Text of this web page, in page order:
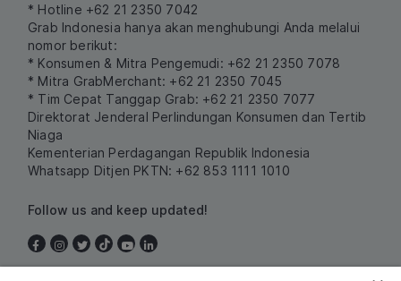
* Hotline +62 21 2350 7042
Grab Indonesia hanya akan menghubungi Anda melalui
nomor berikut:
* Konsumen & Mitra Pengemudi: +62 21 2350 7078
* Mitra GrabMerchant: +62 21 2350 7045
* Tim Cepat Tanggap Grab: +62 21 2350 7077
Direktorat Jenderal Perlindungan Konsumen dan Tertib
Niaga
Kementerian Perdagangan Republik Indonesia
Whatsapp Ditjen PKTN: +62 853 1111 1010
Follow us and keep updated!